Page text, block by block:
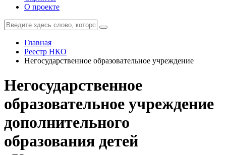
О проекте
Главная
Реестр НКО
Негосударственное образовательное учреждение
Негосударственное
образовательное учреждение
дополнительного
образования детей